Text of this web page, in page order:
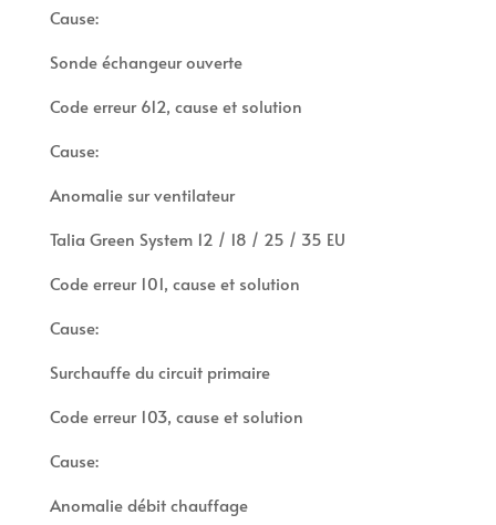
Cause:
Sonde échangeur ouverte
Code erreur 612, cause et solution
Cause:
Anomalie sur ventilateur
Talia Green System 12 / 18 / 25 / 35 EU
Code erreur 101, cause et solution
Cause:
Surchauffe du circuit primaire
Code erreur 103, cause et solution
Cause:
Anomalie débit chauffage